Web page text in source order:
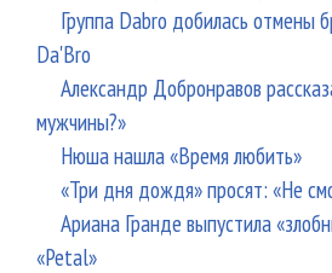
Группа Dabro добилась отмены
Da'Bro
Александр Добронравов
мужчины?»
Нюша нашла «Время любить»
«Три дня дождя» просят: «Не
Ариана Гранде выпустила
«Petal»